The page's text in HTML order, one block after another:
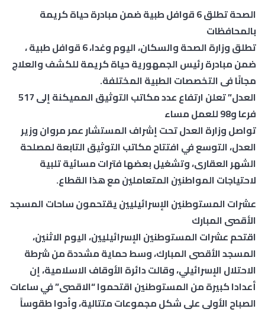
الصحة تطلق 6 قوافل طبية ضمن مبادرة حياة كريمة
بالمحافظات
تطلق وزارة الصحة والسكان، اليوم وغدا، 6 قوافل طبية ،
ضمن مبادرة رئيس الجمهورية حياة كريمة للكشف والعلاج
مجانًا فى التخصصات الطبية المختلفة.
العدل” تعلن ارتفاع عدد مكاتب التوثيق المميكنة إلى 517
فرعا و98 للعمل مساء
تواصل وزارة العدل تحت إشراف المستشار عمر مروان وزير
العدل، التوسع في افتتاح مكاتب التوثيق التابعة لمصلحة
الشهر العقارى، وتشغيل بعضها فترات مسائية تلبية
لاحتياجات المواطنين المتعاملين مع هذا القطاع.
عشرات المستوطنين الإسرائيليين يقتحمون ساحات المسجد
الأقصى المبارك
اقتحم عشرات المستوطنين الإسرائيليين، اليوم الاثنين،
المسجد الأقصى المبارك، وسط حماية مشددة من شرطة
الاحتلال الإسرائيلي، وقالت دائرة الأوقاف الاسلامية، إن
أعدادا كبيرة من المستوطنين اقتحموا “الاقصى” في ساعات
الصباح الأولى على شكل مجموعات متتالية، وأدوا طقوساً